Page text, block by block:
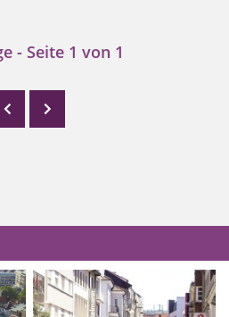
- Seite 1 von 1